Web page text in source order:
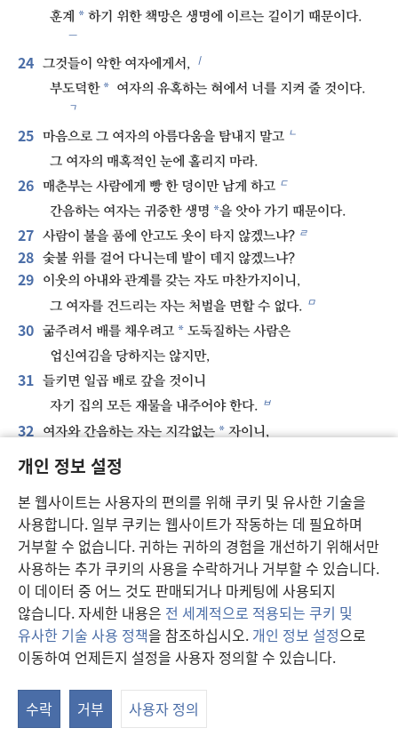
개인 정보 설정
본 웹사이트는 사용자의 편의를 위해 쿠키 및 유사한 기술을
사용합니다. 일부 쿠키는 웹사이트가 작동하는 데 필요하며
거부할 수 없습니다. 귀하는 귀하의 경험을 개선하기 위해서만
사용하는 추가 쿠키의 사용을 수락하거나 거부할 수 있습니다.
이 데이터 중 어느 것도 판매되거나 마케팅에 사용되지
않습니다. 자세한 내용은 전 세계적으로 적용되는 쿠키 및
유사한 기술 사용 정책을 참조하십시오. 개인 정보 설정으로
이동하여 언제든지 설정을 사용자 정의할 수 있습니다.
수락 거부 사용자 정의
훈계 * 하기 위한 책망은 생명에 이르는 길이기 때문이다.
ㅡ
24 그것들이 악한 여자에게서, ㅣ
부도덕한 * 여자의 유혹하는 혀에서 너를 지켜 줄 것이다.
ㄱ
25 마음으로 그 여자의 아름다움을 탐내지 말고 ㄴ
그 여자의 매혹적인 눈에 홀리지 마라.
26 매춘부는 사람에게 빵 한 덩이만 남게 하고 ㄷ
간음하는 여자는 귀중한 생명 *을 앗아 가기 때문이다.
27 사람이 불을 품에 안고도 옷이 타지 않겠느냐? ㄹ
28 숯불 위를 걸어 다니는데 발이 데지 않겠느냐?
29
이웃의 아내와 관계를 갖는 자도 마찬가지이니,
그 여자를 건드리는 자는 처벌을 면할 수 없다. ㅁ
30 굶주려서 배를 채우려고 * 도둑질하는 사람은
업신여김을 당하지는 않지만,
31 들키면 일곱 배로 갚을 것이니
자기 집의 모든 재물을 내주어야 한다. ㅂ
32 여자와 간음하는 자는 지각없는 *자이니,
자신 * 에게 파멸을 가져온다.
33
그 치욕은 지워지지 않을 것이다. ㅈ
34 그 여자의 남편이 질투로 격노하여,
복수할 때 동정심을 보이지 않을 것이기 때문이다. ㅊ
35 그는 어떠한 보상 * 도 받아들이지 않을 것이고,
아무리 큰 선물을 준다 해도 화를 풀지 않을 것이다.